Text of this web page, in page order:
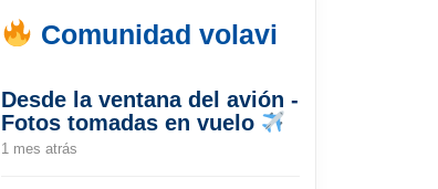
Comunidad volavi
Desde la ventana del avión -
Fotos tomadas en vuelo
1 mes atrás